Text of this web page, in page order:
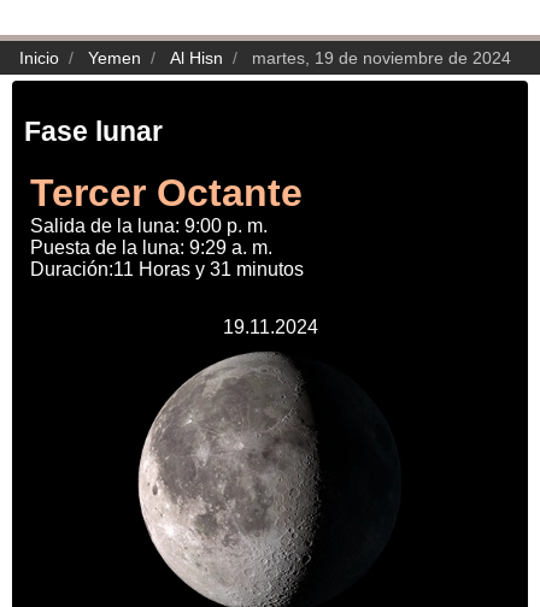
Inicio Yemen Al Hisn martes, 19 de noviembre de 2024
Fase lunar
Tercer Octante
Salida de la luna: 9:00 p. m.
Puesta de la luna: 9:29 a. m.
Duración:11 Horas y 31 minutos
19.11.2024